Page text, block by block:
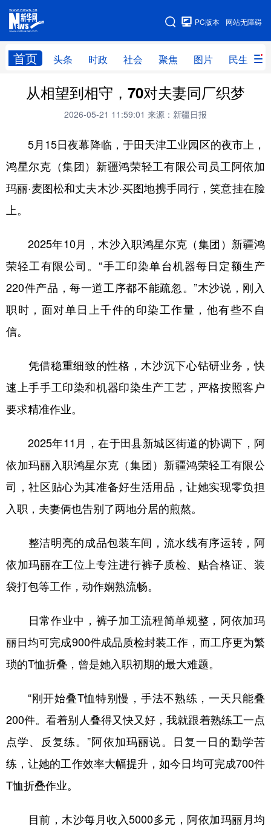
网站无障碍
PC版本
首页 头条 时政 社会 聚焦 图片 民生
网站地图
头条 时政 社会 聚焦
民生 访谈
访惠聚 专题 服务 援疆
云游新疆 云端悦读 云看书画 光影新疆
人事频道 融媒体联播 廉政频道 新华视角看新疆
地方频道
北京 天津 河北 山西
辽宁 吉林 上海 江苏
浙江 安徽 福建 江西
广东 广西 海南 重庆
四川 贵州 云南 西藏
新疆 内蒙古 黑龙江
多语种频道
English Español Français
Русский язык 日本語 한국어
Deutsch Português
从相望到相守，70对夫妻同厂织梦
2026-05-21 11:59:01 来源：新疆日报
5月15日夜幕降临，于田天津工业园区的夜市上，
鸿星尔克（集团）新疆鸿荣轻工有限公司员工阿依加
玛丽·麦图松和丈夫木沙·买图地携手同行，笑意挂在脸
上。
2025年10月，木沙入职鸿星尔克（集团）新疆鸿
荣轻工有限公司。“手工印染单台机器每日定额生产
220件产品，每一道工序都不能疏忽。”木沙说，刚入
职时，面对单日上千件的印染工作量，他有些不自
信。
凭借稳重细致的性格，木沙沉下心钻研业务，快
速上手手工印染和机器印染生产工艺，严格按照客户
要求精准作业。
2025年11月，在于田县新城区街道的协调下，阿
依加玛丽入职鸿星尔克（集团）新疆鸿荣轻工有限公
司，社区贴心为其准备好生活用品，让她实现零负担
入职，夫妻俩也告别了两地分居的煎熬。
整洁明亮的成品包装车间，流水线有序运转，阿
依加玛丽在工位上专注进行裤子质检、贴合格证、装
袋打包等工作，动作娴熟流畅。
日常作业中，裤子加工流程简单规整，阿依加玛
丽日均可完成900件成品质检封装工作，而工序更为繁
琐的T恤折叠，曾是她入职初期的最大难题。
“刚开始叠T恤特别慢，手法不熟练，一天只能叠
200件。看着别人叠得又快又好，我就跟着熟练工一点
点学、反复练。”阿依加玛丽说。日复一日的勤学苦
练，让她的工作效率大幅提升，如今日均可完成700件
T恤折叠作业。
目前，木沙每月收入5000多元，阿依加玛丽月均